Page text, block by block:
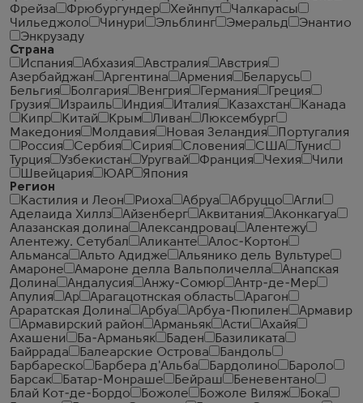
Фрейза
Фрюбургундер Хейнпут
Чалкарасы
Чильеджоло
Чинури Эльблинг Эмеральд
Энантио
Энкрузаду
Страна
Испания
Абхазия Австралия
Австрия
Азербайджан
Аргентина Армения
Беларусь
Бельгия
Болгария Венгрия Германия
Греция
Грузия
Израиль Индия Италия Казахстан
Канада
Кипр
Китай Крым Ливан
Люксембург
Македония
Молдавия Новая Зеландия
Португалия
Россия
Сербия Сирия Словения США
Тунис
Турция
Узбекистан Уругвай Франция Чехия
Чили
Швейцария
ЮАР
Япония
Регион
Кастилия и Леон
Риоха Абруа Абруццо
Агли
Аделаида Хиллз
Айзенберг Аквитания
Аконкагуа
Алазанская долина
Александровац
Алентежу
Алентежу. Сетубал
Аликанте
Алос-Кортон
Альманса
Альто Адидже
Альянико дель Вультуре
Амароне
Амароне делла Вальполичелла
Анапская
Долина
Андалусия Анжу-Сомюр
Антр-де-Мер
Апулия
Ар Арагацотнская область
Арагон
Араратская Долина
Арбуа Арбуа-Пюпилен
Армавир
Армавирский район
Арманьяк Асти
Ахайя
Ахашени
Ба-Арманьяк Баден
Базиликата
Байррада
Балеарские Острова
Бандоль
Барбареско
Барбера д'Альба Бардолино
Бароло
Барсак
Батар-Монраше Бейраш
Беневентано
Блай Кот-де-Бордо
Божоле Божоле Виляж
Бока